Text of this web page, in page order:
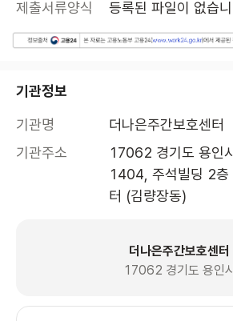
제출서류양식
등록된 파일이 없습
기관정보
기관명
더나은주간보호센터
기관주소
17062 경기도 용인
1404, 주석빌딩 2층
터 (김량장동)
더나은주간보호센터
17062 경기도 용인시